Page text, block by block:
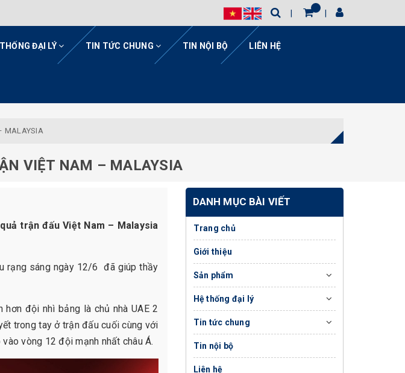
ĐẠI LÝ TIN TỨC CHUNG TIN NỘI BỘ LIÊN HỆ
MALAYSIA
VIỆT NAM – MALAYSIA
trận đấu Việt Nam – Malaysia
rạng sáng ngày 12/6 đã giúp thầy
đội nhì bảng là chủ nhà UAE 2
trong tay ở trận đấu cuối cùng với
vòng 12 đội mạnh nhất châu Á.
DANH MỤC BÀI VIẾT
Trang chủ
Giới thiệu
Sản phẩm
Hệ thống đại lý
Tin tức chung
Tin nội bộ
Liên hệ